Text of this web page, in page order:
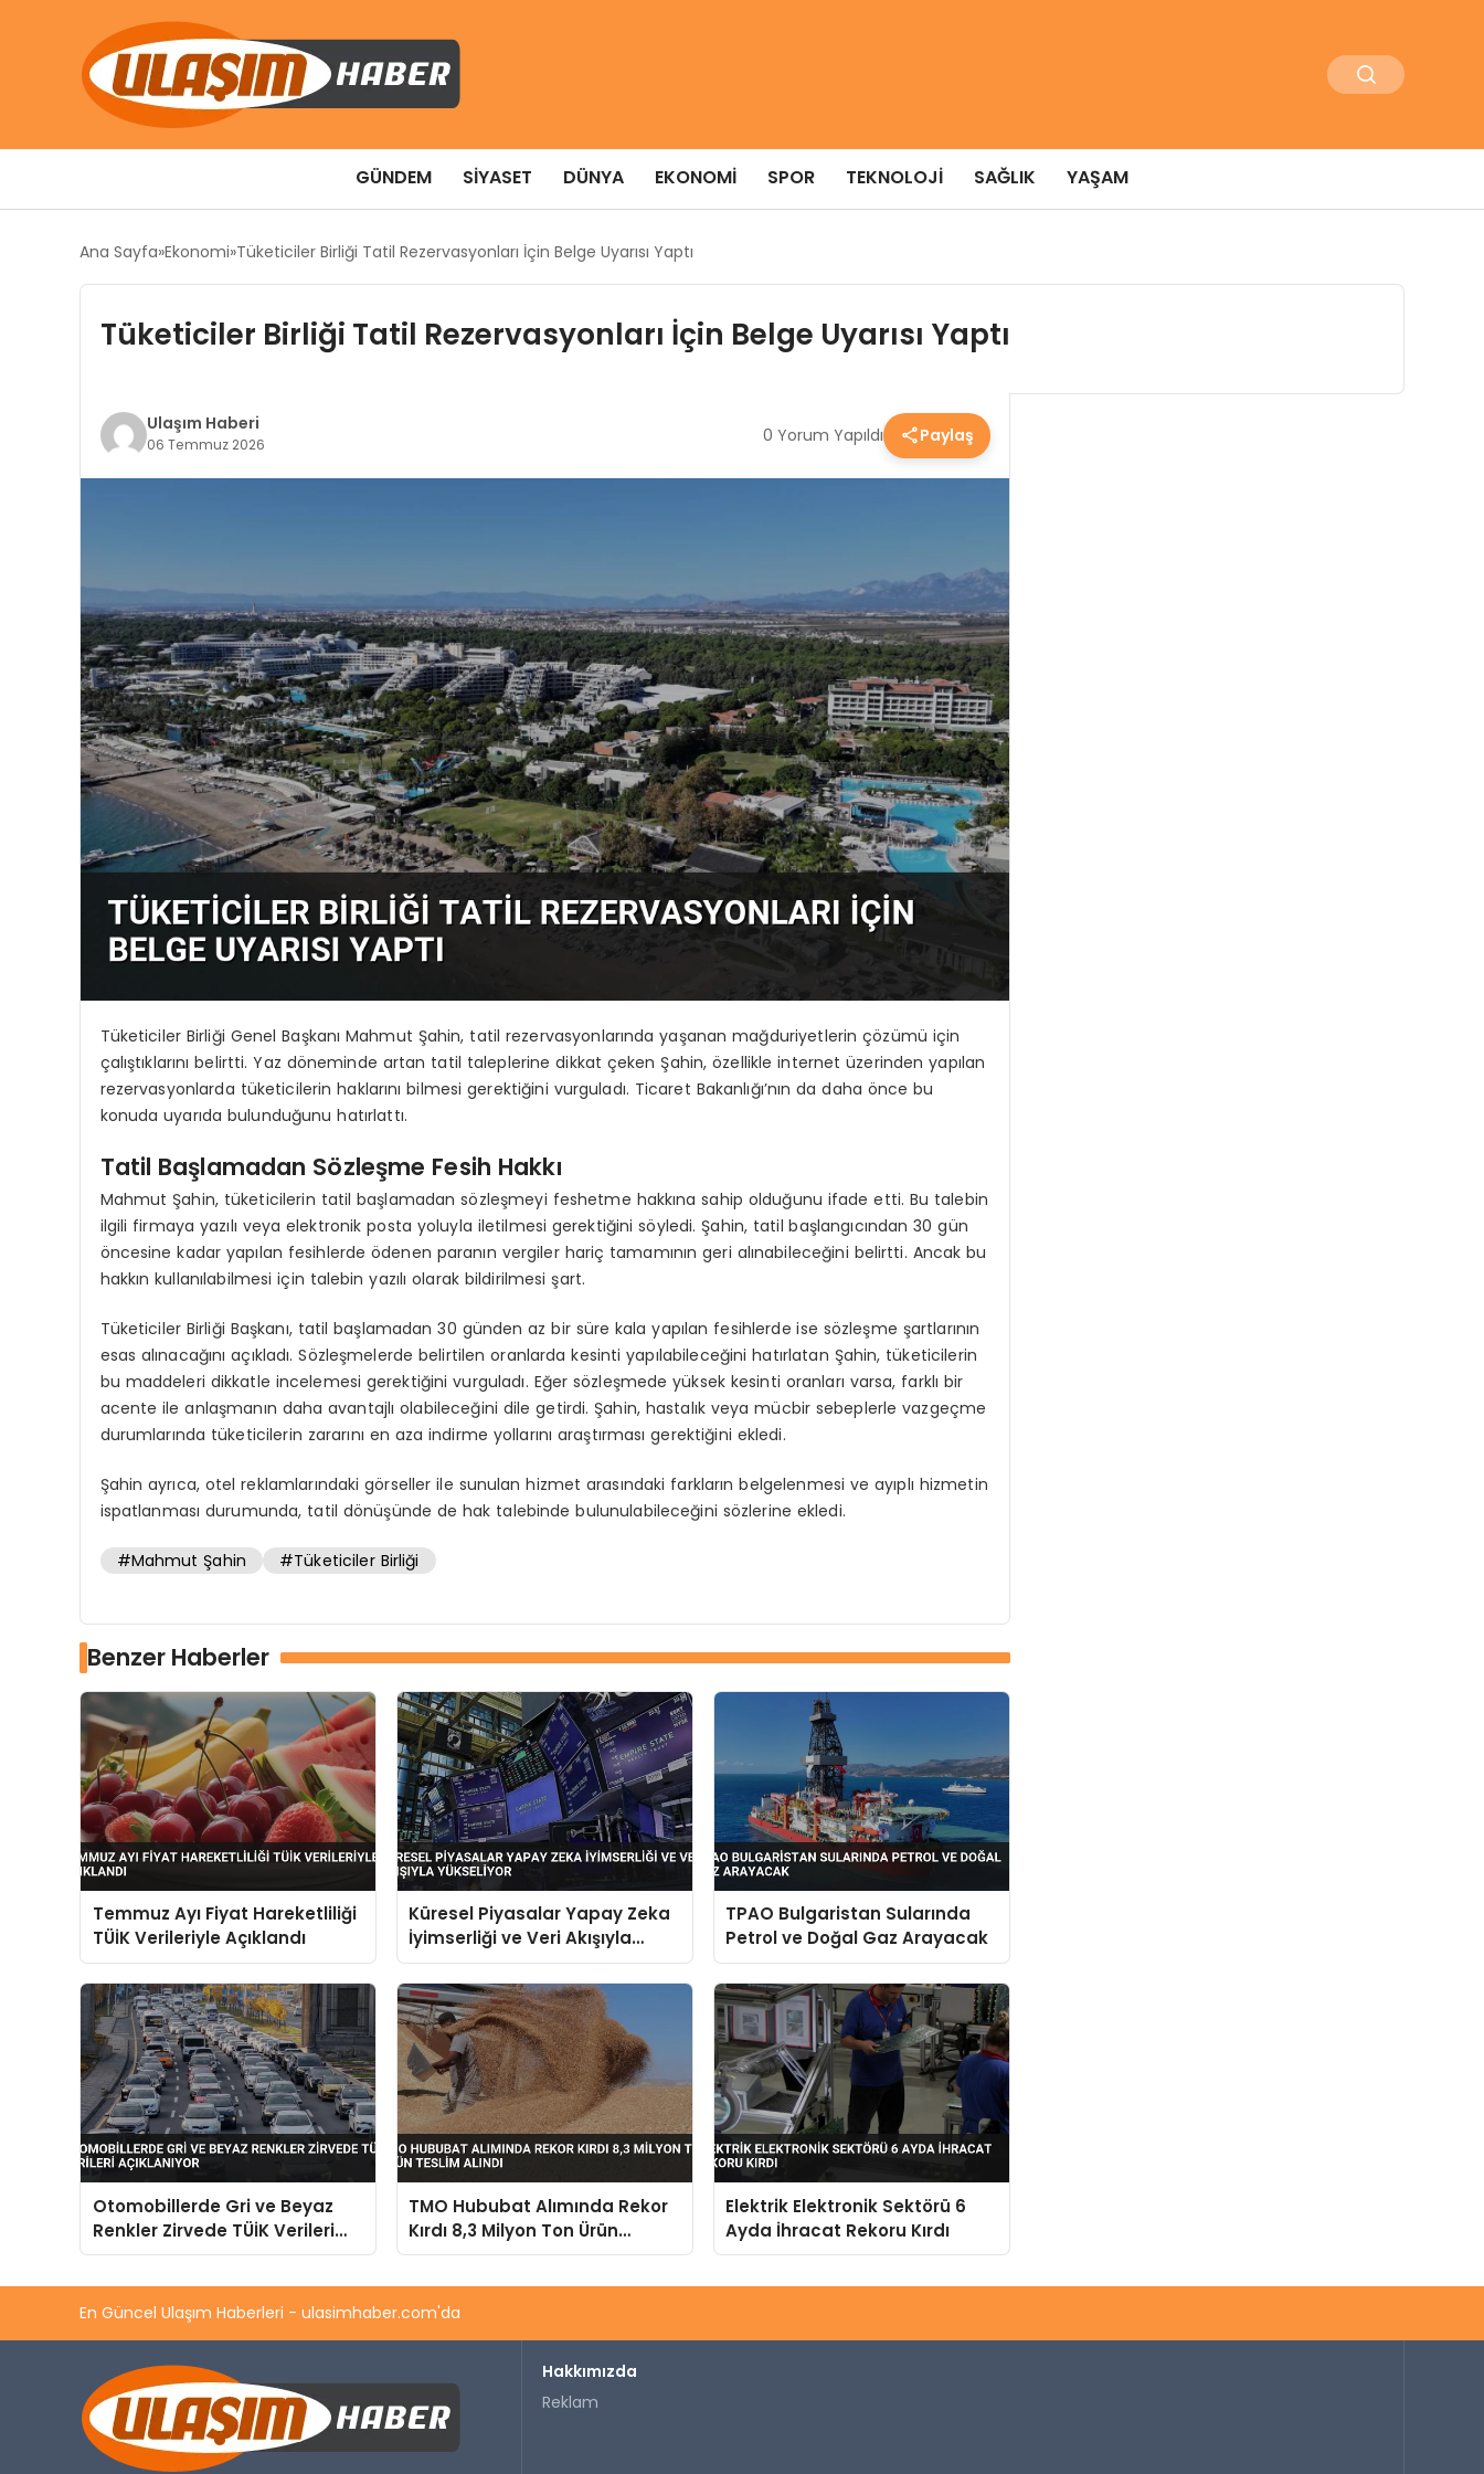
GÜNDEM SIYASET DÜNYA EKONOMI SPOR TEKNOLOJI SAĞLIK YAŞAM
Ana Sayfa Ekonomi Tüketiciler Birliği Tatil Rezervasyonları İçin Belge Uyarısı Yaptı
Tüketiciler Birliği Tatil Rezervasyonları İçin Belge Uyarısı Yaptı
Ulaşım Haberi
06 Temmuz 2026 0 Yorum Yapıldı Paylaş
Tüketiciler Birliği Genel Başkanı Mahmut Şahin, tatil rezervasyonlarında yaşanan mağduriyetlerin çözümü için
çalıştıklarını belirtti. Yaz döneminde artan tatil taleplerine dikkat çeken Şahin, özellikle internet üzerinden yapılan
rezervasyonlarda tüketicilerin haklarını bilmesi gerektiğini vurguladı. Ticaret Bakanlığı’nın da daha önce bu
konuda uyarıda bulunduğunu hatırlattı.
Tatil Başlamadan Sözleşme Fesih Hakkı
Mahmut Şahin, tüketicilerin tatil başlamadan sözleşmeyi feshetme hakkına sahip olduğunu ifade etti. Bu talebin
ilgili firmaya yazılı veya elektronik posta yoluyla iletilmesi gerektiğini söyledi. Şahin, tatil başlangıcından 30 gün
öncesine kadar yapılan fesihlerde ödenen paranın vergiler hariç tamamının geri alınabileceğini belirtti. Ancak bu
hakkın kullanılabilmesi için talebin yazılı olarak bildirilmesi şart.
Tüketiciler Birliği Başkanı, tatil başlamadan 30 günden az bir süre kala yapılan fesihlerde ise sözleşme şartlarının
esas alınacağını açıkladı. Sözleşmelerde belirtilen oranlarda kesinti yapılabileceğini hatırlatan Şahin, tüketicilerin
bu maddeleri dikkatle incelemesi gerektiğini vurguladı. Eğer sözleşmede yüksek kesinti oranları varsa, farklı bir
acente ile anlaşmanın daha avantajlı olabileceğini dile getirdi. Şahin, hastalık veya mücbir sebeplerle vazgeçme
durumlarında tüketicilerin zararını en aza indirme yollarını araştırması gerektiğini ekledi.
Şahin ayrıca, otel reklamlarındaki görseller ile sunulan hizmet arasındaki farkların belgelenmesi ve ayıplı hizmetin
ispatlanması durumunda, tatil dönüşünde de hak talebinde bulunulabileceğini sözlerine ekledi.
#Mahmut Şahin #Tüketiciler Birliği
Benzer Haberler
Temmuz Ayı Fiyat Hareketliliği
TÜİK Verileriyle Açıklandı
Küresel Piyasalar Yapay Zeka
İyimserliği ve Veri Akışıyla
Yükseliyor
TPAO Bulgaristan Sularında
Petrol ve Doğal Gaz Arayacak
Otomobillerde Gri ve Beyaz
Renkler Zirvede TÜİK Verileri
Açıklanıyor
TMO Hububat Alımında Rekor
Kırdı 8,3 Milyon Ton Ürün
Teslim Alındı
Elektrik Elektronik Sektörü 6
Ayda İhracat Rekoru Kırdı
En Güncel Ulaşım Haberleri - ulasimhaber.com'da
Hakkımızda
Reklam